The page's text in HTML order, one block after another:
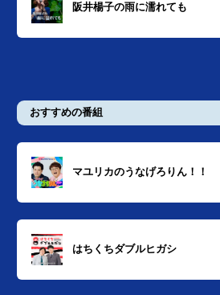
阪井楊子の雨に濡れても
おすすめの番組
マユリカのうなげろりん！！
はちくちダブルヒガシ